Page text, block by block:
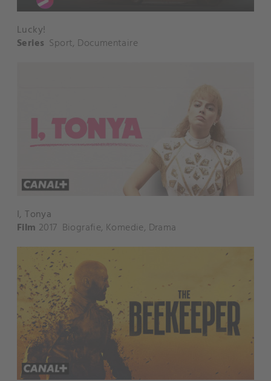
Lucky!
Series Sport, Documentaire
I, Tonya
Film 2017 Biografie, Komedie, Drama